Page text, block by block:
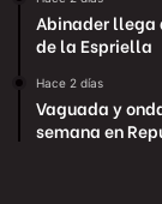
Abinader llega
de la Espriella
Hace 2 días
Vaguada y
semana en